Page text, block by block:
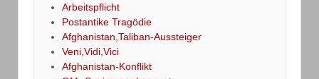
Arbeitspflicht
Postantike Tragödie
Afghanistan,Taliban-Aussteiger
Veni,Vidi,Vici
Afghanistan-Konflikt